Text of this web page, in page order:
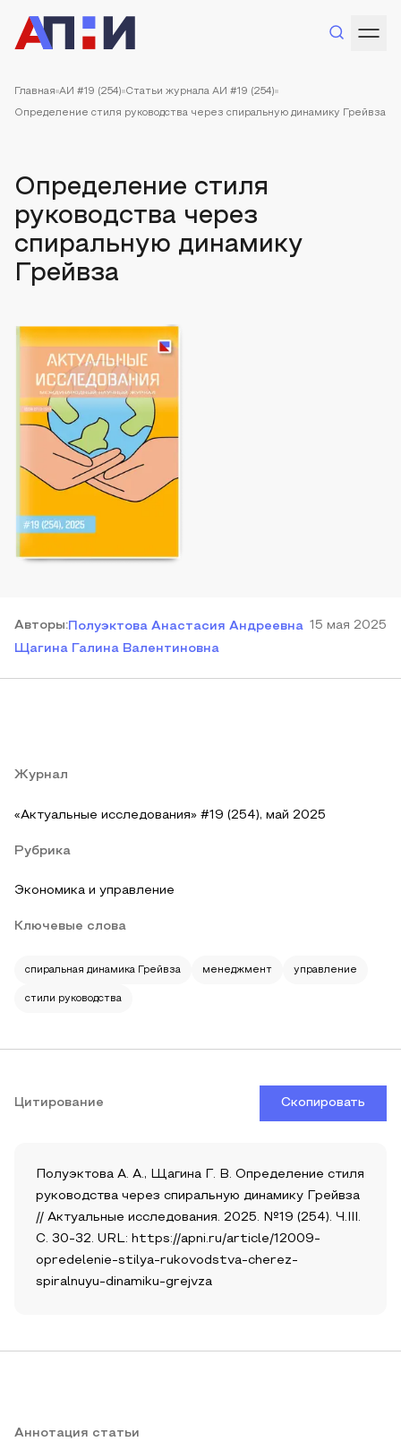
Главная АИ #19 (254) Статьи журнала АИ #19 (254)
Определение стиля руководства через спиральную динамику Грейвза
Определение стиля
руководства через
спиральную динамику
Грейвза
Авторы:Полуэктова Анастасия Андреевна
Щагина Галина Валентиновна
15 мая 2025
Журнал
«Актуальные исследования» #19 (254), май 2025
Рубрика
Экономика и управление
Ключевые слова
спиральная динамика Грейвза менеджмент управление
стили руководства
Цитирование Скопировать
Полуэктова А. А., Щагина Г. В. Определение стиля
руководства через спиральную динамику Грейвза
// Актуальные исследования. 2025. №19 (254). Ч.III.
С. 30-32. URL: https://apni.ru/article/12009-
opredelenie-stilya-rukovodstva-cherez-
spiralnuyu-dinamiku-grejvza
Аннотация статьи